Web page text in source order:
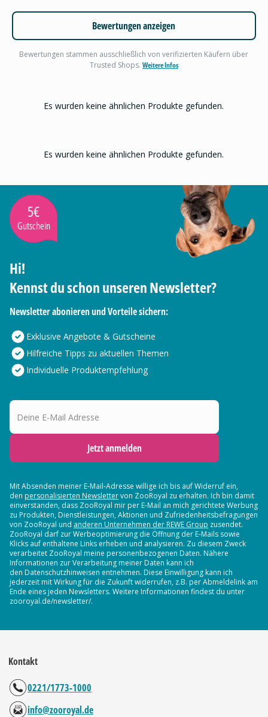
Bewertungen anzeigen
Bewertungen stammen ausschließlich von verifizierten Käufern über
Trusted Shops. Weitere Infos
Es wurden keine ähnlichen Produkte gefunden.
Es wurden keine ähnlichen Produkte gefunden.
5€
Gutschein
Hi!
Kennst du schon unseren Newsletter?
Newsletter abonieren und Vorteile sichern:
Exklusive Angebote & Gutscheine
Hilfreiche Tipps zu aktuellen Themen
Individuelle Produktempfehlung
Deine E-Mail Adresse
Jetzt anmelden
Mit Absenden meiner E-Mail-Adresse willige ich bis auf Widerruf ein,
den personalisierten Newslettervon ZooRoyal zu erhalten. Ich bin damit
einverstanden, dass ZooRoyal mir per E-Mail an mich gerichtete Werbung
zu Produkten, Dienstleistungen, Aktionen und Zufriedenheitsbefragungen
von ZooRoyal und anderen Unternehmen der REWE Group zusendet.
ZooRoyal darf zur Werbeoptimierung die Öffnung der E-Mails sowie
Klicks auf enthaltene Links erheben und analysieren. Zu diesem Zweck
verarbeitet ZooRoyal meine personenbezogenen Daten. Nähere
Informationen zur Verarbeitung meiner Daten kann ich
den Datenschutzhinweisen entnehmen. Diese Einwilligung kann ich
jederzeit mit Wirkung für die Zukunft widerrufen, z.B. per Abmeldelink am
Ende eines jeden Newsletters. Weitere Informationen findest du unter
zooroyal.de/newsletter/.
Kontakt
0221/1773-1000
info@zooroyal.de